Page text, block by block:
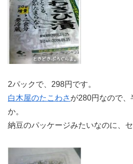
2パックで、298円です。
白木屋のたこわさ が280円なので、
か。
納豆のパッケージみたいなのに、